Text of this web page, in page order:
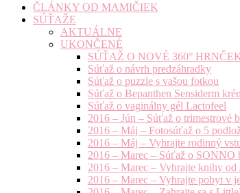
ČLÁNKY OD MAMIČIEK
SÚŤAŽE
AKTUÁLNE
UKONČENÉ
SÚŤAŽ O NOVÉ 360°
Súťaž o návrh predzáhradky
Súťaž o puzzle s vašou fotkou
Súťaž o Bepanthen Sensiderm
Súťaž o vaginálny gél Lactofeel
2016 – Jún – Súťaž o trimestrové
2016 – Máj – Fotosúťaž o 5
2016 – Máj – Vyhrajte rodinný
2016 – Marec – Súťaž o SONNO
2016 – Marec – Vyhrajte knihy od
2016 – Marec – Vyhrajte pobyt v